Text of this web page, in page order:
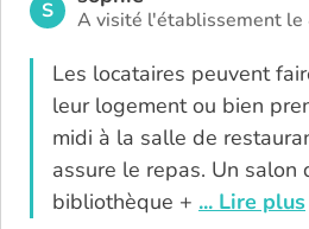
S A visité l'établissement
Les locataires peuvent
leur logement ou bien
midi à la salle de
assure le repas. Un salon
bibliothèque + ... Lire plus